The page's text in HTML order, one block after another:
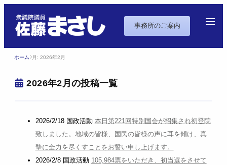
事務所のご案内
ホーム 月: 2026年2月
2026年2月の投稿一覧
2026/2/18 国政活動 本日第221回特別国会が招集され初登院
致しました。地域の皆様、国民の皆様の声に耳を傾け、真
摯に全力を尽くすことをお誓い申し上げます。
2026/2/8 国政活動 105,984票をいただき、初当選をさせて